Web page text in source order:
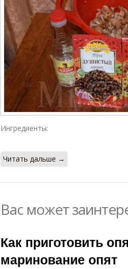
Ингредиенты:
Читать дальше →
Вас может
Как приготовить
маринование опят